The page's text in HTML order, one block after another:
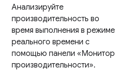
Анализируйте
производительность во
время выполнения в режиме
реального времени с
помощью панели «Монитор
производительности».